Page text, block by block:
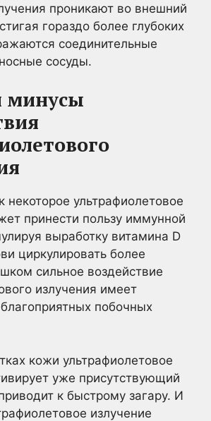
проникают во внешний
гораздо более глубоких
соединительные
сосуды.
минусы
некоторое ультрафиолетовое
принести пользу иммунной
выработку витамина D
циркулировать более
сильное воздействие
излучения имеет
побочных
кожи ультрафиолетовое
уже присутствующий
к быстрому загару. И
излучение